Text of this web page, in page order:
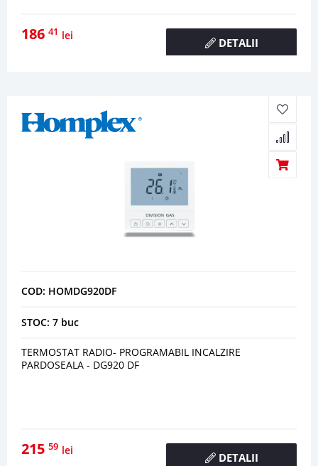
186 41 lei
DETALII
COD: HOMDG920DF
STOC: 7 buc
TERMOSTAT RADIO- PROGRAMABIL INCALZIRE
PARDOSEALA - DG920 DF
215 59 lei
DETALII